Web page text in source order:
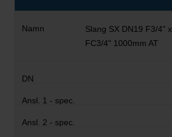
Slang SX DN19 F3/4" x
FC3/4" 1000mm AT